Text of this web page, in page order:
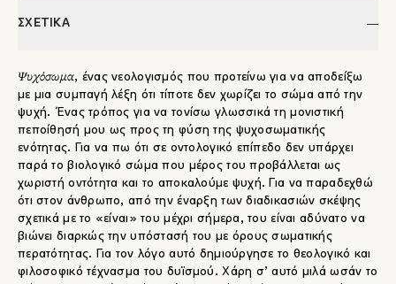
ΣΧΕΤΙΚΑ
Ψυχόσωμα, ένας νεολογισμός που προτείνω για να αποδείξω
με μια συμπαγή λέξη ότι τίποτε δεν χωρίζει το σώμα από την
ψυχή. Ένας τρόπος για να τονίσω γλωσσικά τη μονιστική
πεποίθησή μου ως προς τη φύση της ψυχοσωματικής
ενότητας. Για να πω ότι σε οντολογικό επίπεδο δεν υπάρχει
παρά το βιολογικό σώμα που μέρος του προβάλλεται ως
χωριστή οντότητα και το αποκαλούμε ψυχή. Για να παραδεχθώ
ότι στον άνθρωπο, από την έναρξη των διαδικασιών σκέψης
σχετικά με το «είναι» του μέχρι σήμερα, του είναι αδύνατο να
βιώνει διαρκώς την υπόστασή του με όρους σωματικής
περατότητας. Για τον λόγο αυτό δημιούργησε το θεολογικό και
φιλοσοφικό τέχνασμα του δυϊσμού. Χάρη σ’ αυτό μιλά ωσάν το